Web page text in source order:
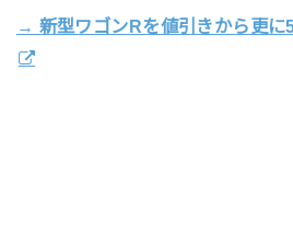
→ 新型ワゴンRを値引きから更に